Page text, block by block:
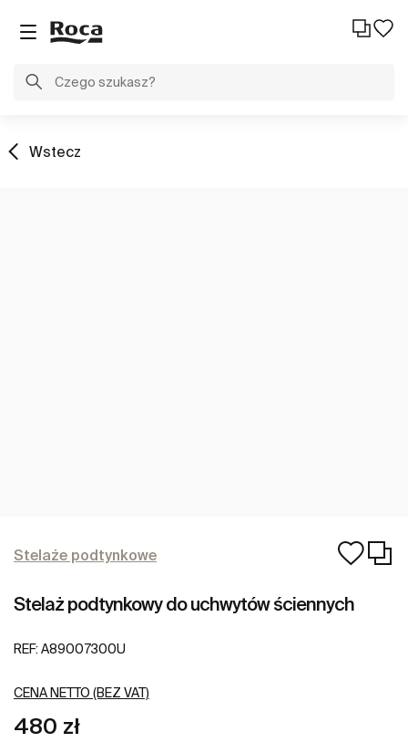
Wstecz
Stelaże podtynkowe
Stelaż podtynkowy do uchwytów ściennych
REF: A89007300U
CENA NETTO (BEZ VAT)
480 zł